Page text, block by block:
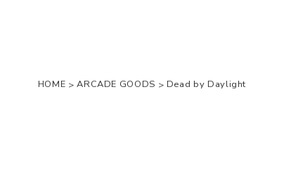
HOME >ARCADE GOODS > Dead by Daylight